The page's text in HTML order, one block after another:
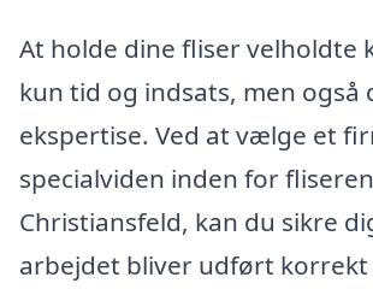
At holde dine fliser velholdte
kun tid og indsats, men også
ekspertise. Ved at vælge et
specialviden inden for
Christiansfeld, kan du sikre
arbejdet bliver udført